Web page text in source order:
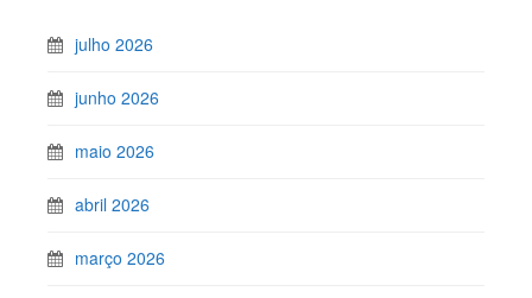
julho 2026
junho 2026
maio 2026
abril 2026
março 2026